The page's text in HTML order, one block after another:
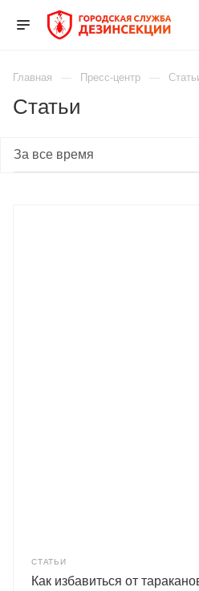
Главная Пресс-центр
Статьи
СТАТЬИ
Как избавиться от